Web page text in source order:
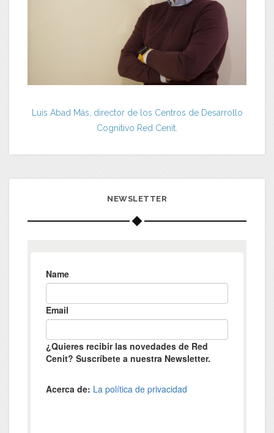
Luis Abad Más, director de los Centros de Desarrollo
Cognitivo Red Cenit.
NEWSLETTER